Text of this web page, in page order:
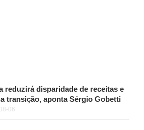
reduzirá disparidade de receitas e
transição, aponta Sérgio Gobetti
06